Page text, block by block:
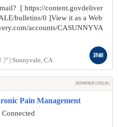
[ https://content.govdeliver
bulletins/0 ]View it as a Web
accounts/CASUNNYVA
ア] Sunnyvale, CA
詳細
2025年08月13日(水)
Pain Management